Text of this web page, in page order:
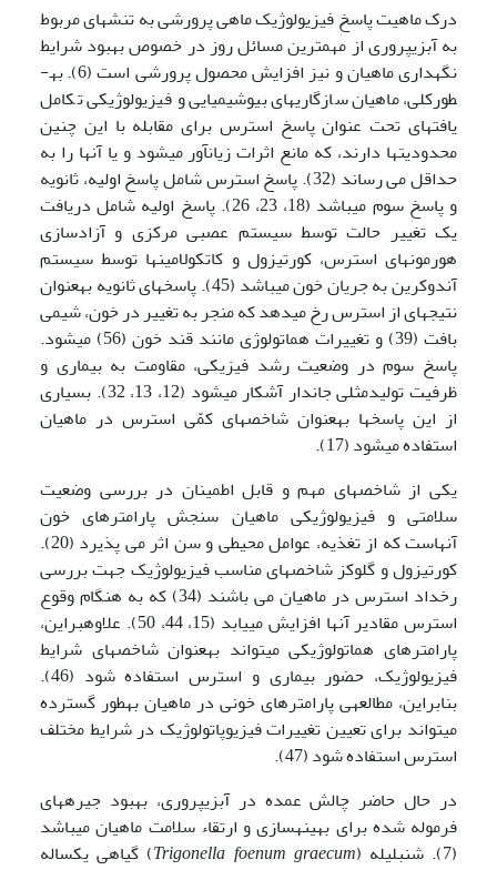
درک ماهیت پاسخ فیزیولوژیک ماهی پرورشی به تنش­های مربوط
به آبزی­پروری از مهم­ترین مسائل روز در خصوص بهبود شرایط
نگهداری ماهیان و نیز افزایش محصول پرورشی است (6). به­
طور­کلی، ماهیان سازگاری­های بیوشیمیایی و فیزیولوژیکی تکامل
یافته­ای تحت عنوان پاسخ استرس برای مقابله با این چنین
محدودیت­ها دارند، که مانع اثرات زیان­آور می­شود و یا آنها را به
حداقل می رساند (32). پاسخ استرس شامل پاسخ اولیه، ثانویه
و پاسخ سوم می­باشد (18، 23، 26). پاسخ اولیه شامل دریافت
یک تغییر حالت توسط سیستم عصبی مرکزی و آزادسازی
هورمون­های استرس، کورتیزول و کاتکولامین­ها توسط سیستم
آندوکرین به جریان خون می­باشد (45). پاسخ­های ثانویه به­عنوان
نتیجه­ای از استرس رخ می­دهد که منجر به تغییر در خون، شیمی
بافت (39) و تغییرات هماتولوژی مانند قند خون (56) می­شود.
پاسخ سوم در وضعیت رشد فیزیکی، مقاومت به بیماری و
ظرفیت تولید­مثلی جاندار آشکار می­شود (12، 13، 32). بسیاری
از این پاسخ­ها به­عنوان شاخص­های کمّی استرس در ماهیان
استفاده می­شود (17).
یکی از شاخص­های مهم و قابل اطمینان در بررسی وضعیت
سلامتی و فیزیولوژیکی ماهیان سنجش پارامترهای خون
آنهاست که از تغذیه، عوامل محیطی و سن اثر می پذیرد (20).
کورتیزول و گلوکز شاخص­های مناسب فیزیولوژیک جهت بررسی
رخداد استرس در ماهیان می باشند (34) که به هنگام وقوع
استرس مقادیر آن­ها افزایش می­یابد (15، 44، 50). علاوه­براین،
پارامترهای هماتولوژیکی می­تواند به­عنوان شاخص­های شرایط
فیزیولوژیک، حضور بیماری و استرس استفاده شود (46).
بنابراین، مطالعه­ی پارامترهای خونی در ماهیان به­طور گسترده
می­تواند برای تعیین تغییرات فیزیوپاتولوژیک در شرایط مختلف
استرس استفاده شود (47).
در حال حاضر چالش عمده در آبزی­پروری، بهبود جیره­های
فرموله شده برای بهینه­سازی و ارتقاء سلامت ماهیان می­باشد
(7). شنبلیله (
Trigonella foenum graecum) گیاهی یکساله